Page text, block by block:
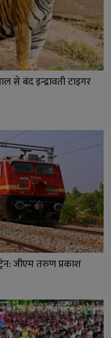
से बंद इन्द्रावती टाइगर
जीएम तरुण प्रकाश